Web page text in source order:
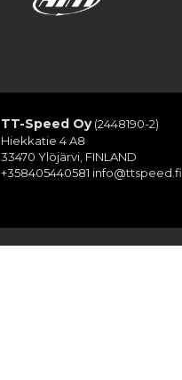
TT-Speed Oy(2448190-2)
Hiekkatie 4 A8
33470 Ylöjärvi, FINLAND
+358405440581 info@ttspeed.fi